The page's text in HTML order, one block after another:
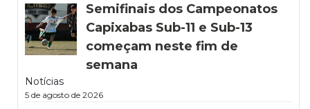
Semifinais dos Campeonatos
Capixabas Sub-11 e Sub-13
começam neste fim de
semana
Notícias
5 de agosto de 2026